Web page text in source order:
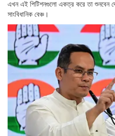
এখন এই পিটিশনগুলো একত্র করে তা শুনবেন
সাংবিধানিক বেঞ্চ।